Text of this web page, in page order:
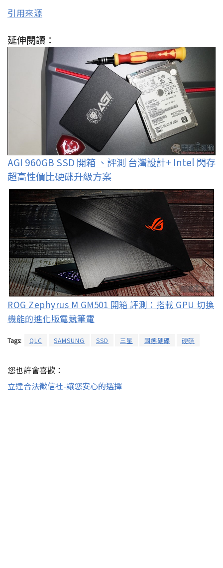
引用來源
延伸閱讀：
AGI 960GB SSD 開箱 、評測 台灣設計+ Intel 閃存
超高性價比硬碟升級方案
ROG Zephyrus M GM501 開箱 評測：搭載 GPU 切換
機能的進化版電競筆電
Tags: QLC SAMSUNG SSD 三星 固態硬碟 硬碟
您也許會喜歡：
立達合法徵信社-讓您安心的選擇